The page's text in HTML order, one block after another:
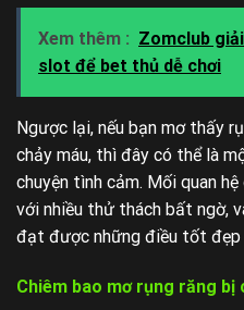
Xem thêm : Zomclub
slot để bet thủ dễ chơi
Ngược lại, nếu bạn mơ thấy
chảy máu, thì đây có thể là
chuyện tình cảm. Mối quan
với nhiều thử thách bất ngờ,
đạt được những điều tốt đẹp
Chiêm bao mơ rụng răng bị